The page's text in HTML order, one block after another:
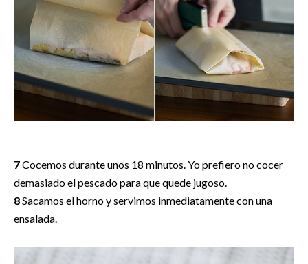
7Cocemos durante unos 18 minutos. Yo prefiero no cocer
demasiado el pescado para que quede jugoso.
8Sacamos el horno y servimos inmediatamente con una
ensalada.